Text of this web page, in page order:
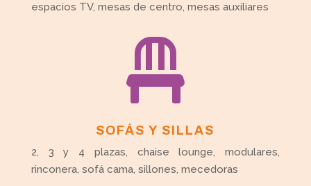
espacios TV, mesas de centro, mesas auxiliares

SOFÁS Y SILLAS
2, 3 y 4 plazas, chaise lounge, modulares,
rinconera, sofá cama, sillones, mecedoras